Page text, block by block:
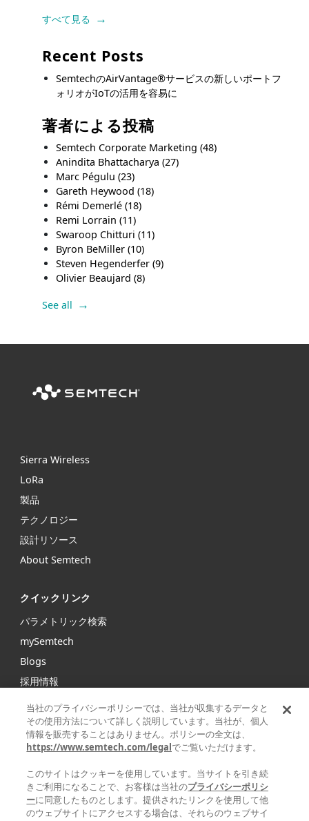
すべて見る
Recent Posts
SemtechのAirVantage®サービスの新しいポートフ
ォリオがIoTの活用を容易に
著者による投稿
Semtech Corporate Marketing(48)
Anindita Bhattacharya(27)
Marc Pégulu(23)
Gareth Heywood(18)
Rémi Demerlé(18)
Remi Lorrain(11)
Swaroop Chitturi(11)
Byron BeMiller(10)
Steven Hegenderfer(9)
Olivier Beaujard(8)
See all
Sierra Wireless
LoRa
製品
テクノロジー
設計リソース
About Semtech
クイックリンク
パラメトリック検索
mySemtech
Blogs
採用情報
お問い合わせ
Semtechは、インフラストラクチャ、ハイエンドコンシュー
マープロダクト、産業機器向けの高性能アナログ/ミックスド
シグナル半導体および高度アルゴリズムの大手グローバルサ
プライヤです。
FacebookTwitter
当社のプライバシーポリシーでは、当社が収集するデータと
その使用方法について詳しく説明しています。当社が、個人
情報を販売することはありません。ポリシーの全文は、
https://www.semtech.com/legalでご覧いただけます。
このサイトはクッキーを使用しています。当サイトを引き続
きご利用になることで、お客様は当社のプライバシーポリシ
ーに同意したものとします。提供されたリンクを使用して他
のウェブサイトにアクセスする場合は、それらのウェブサイ